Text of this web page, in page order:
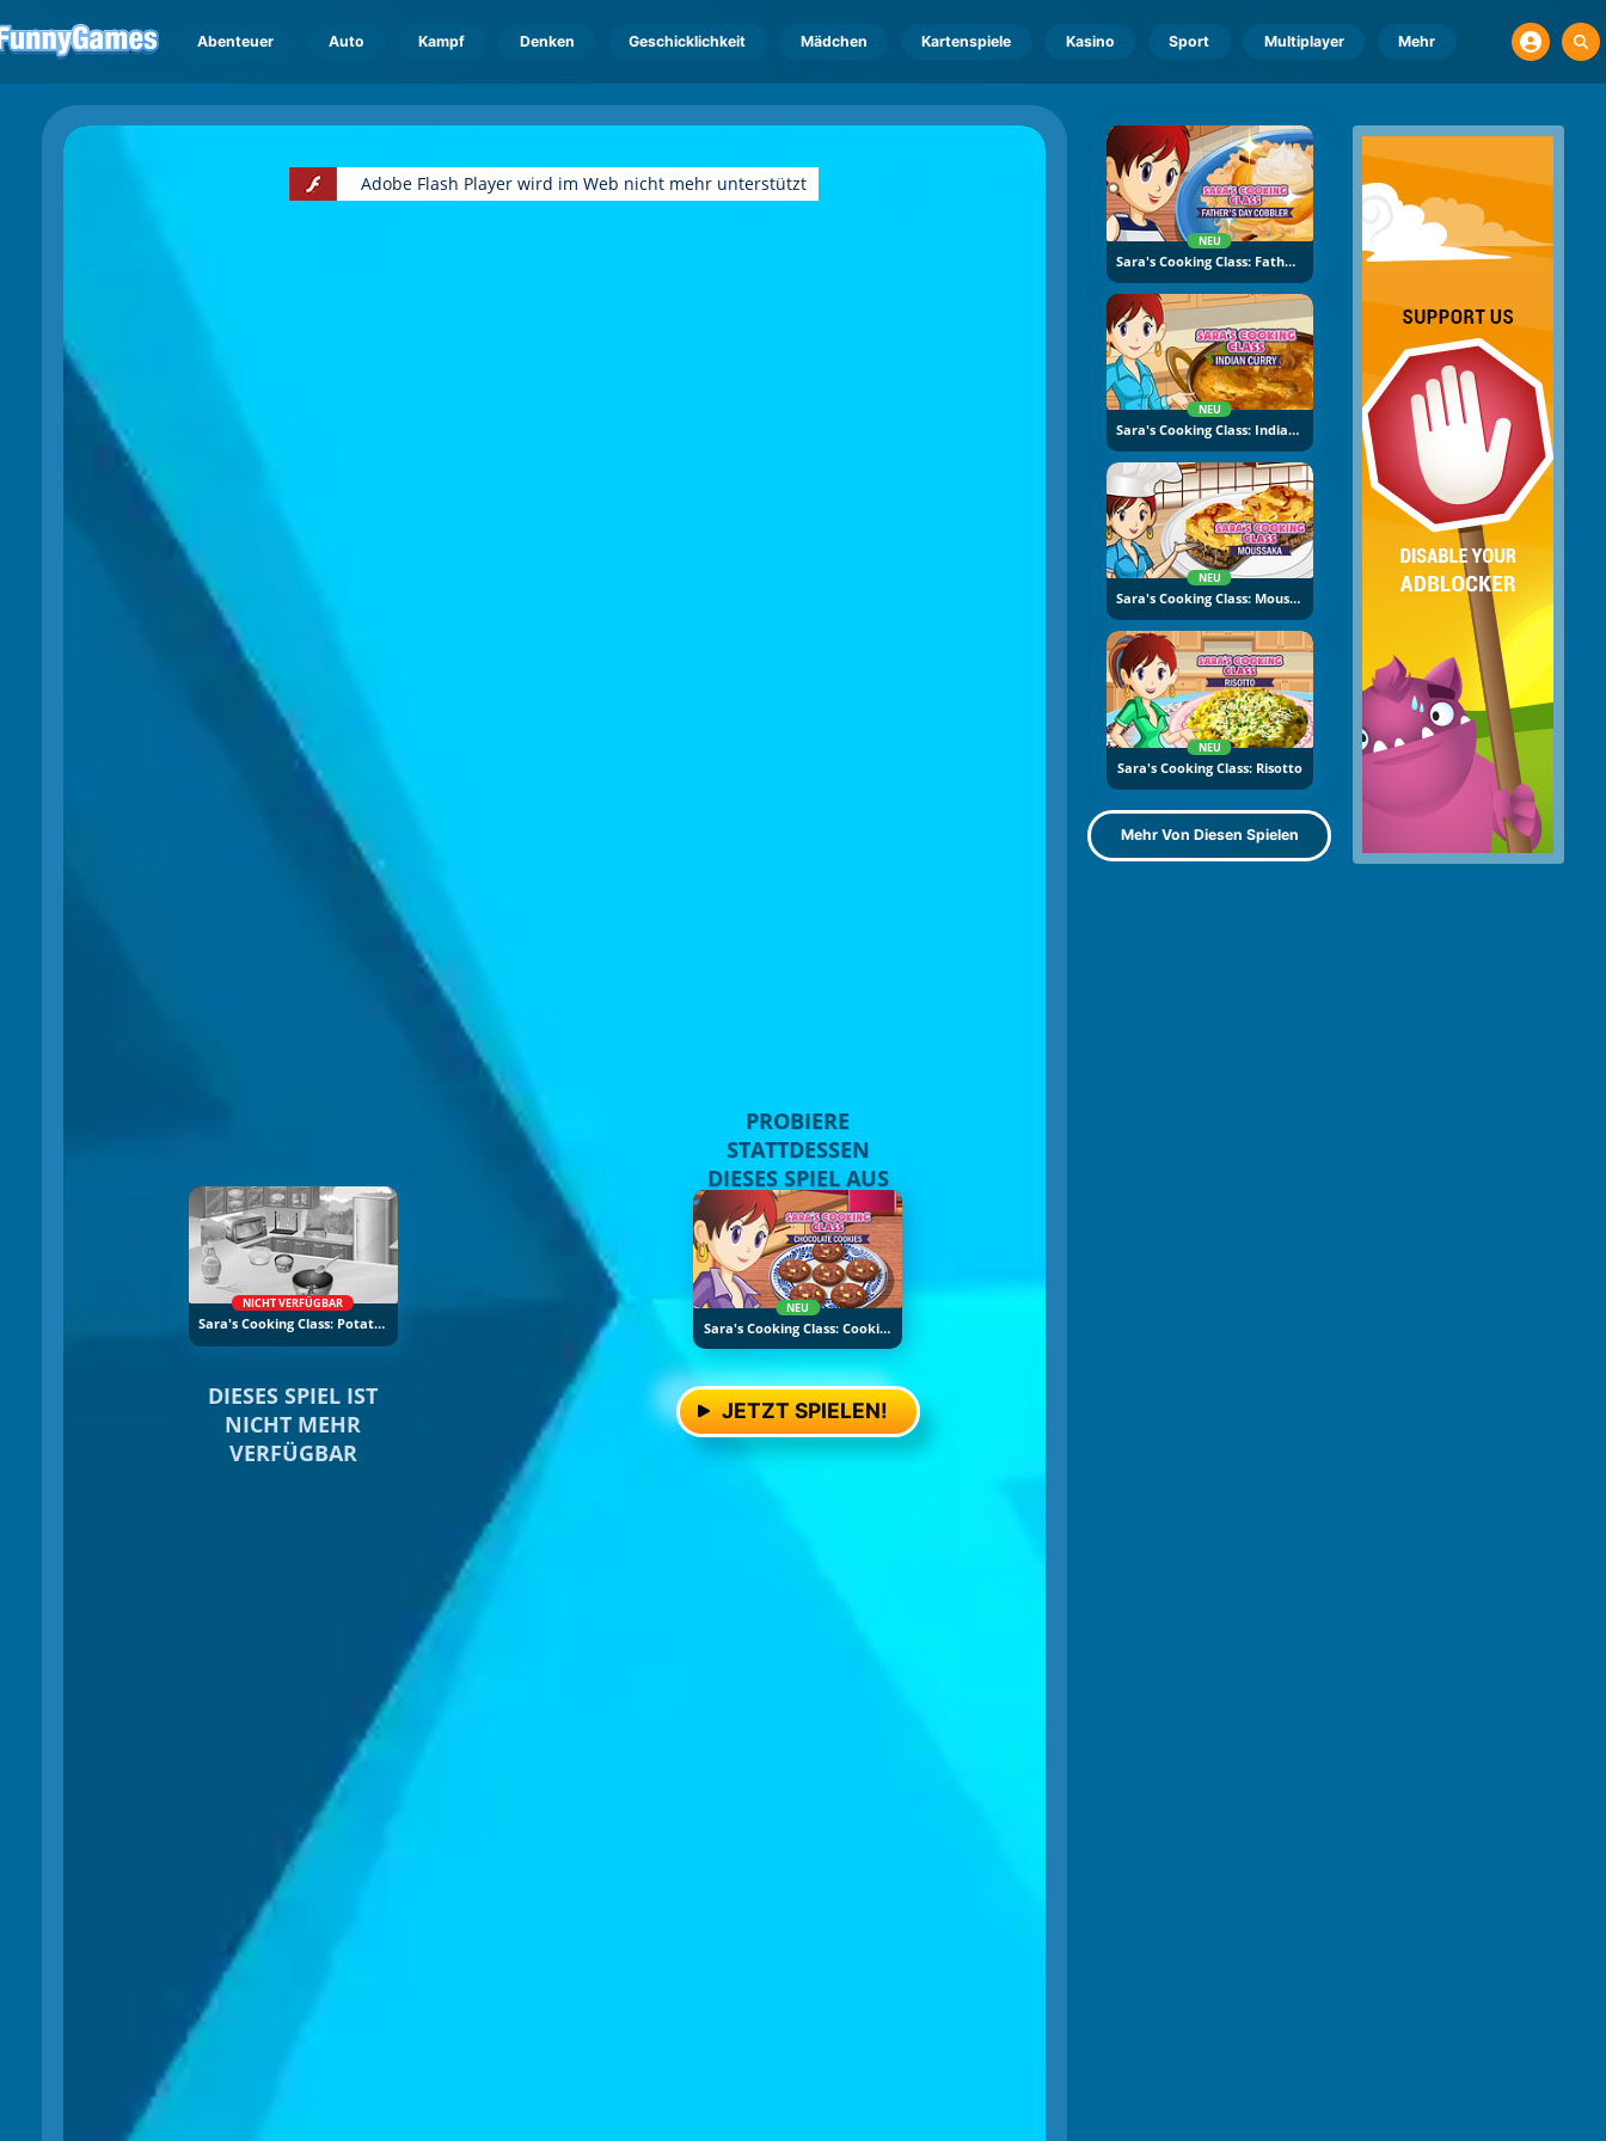
Abenteuer Auto Kampf Denken Geschicklichkeit Mädchen Kartenspiele Kasino Sport Multiplayer Mehr
Adobe Flash Player wird im Web nicht mehr unterstützt
NICHT VERFÜGBAR
Sara's Cooking Class: Potatoes
DIESES SPIEL IST
NICHT MEHR
VERFÜGBAR
PROBIERE
STATTDESSEN
DIESES SPIEL AUS
NEU
Sara's Cooking Class: Cookies
JETZT SPIELEN!
NEU
Sara's Cooking Class: Father's Day Cobbler
NEU
Sara's Cooking Class: Indian Curry
NEU
Sara's Cooking Class: Moussaka
NEU
Sara's Cooking Class: Risotto
Mehr Von Diesen Spielen